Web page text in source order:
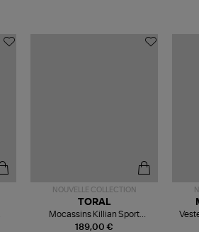
NOUVELLE COLLECTION
189,00 €
TORAL
Mocassins Killian Sport
Mousse